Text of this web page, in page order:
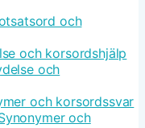
och
och korsordshjälp
och
och korsordssvar
och